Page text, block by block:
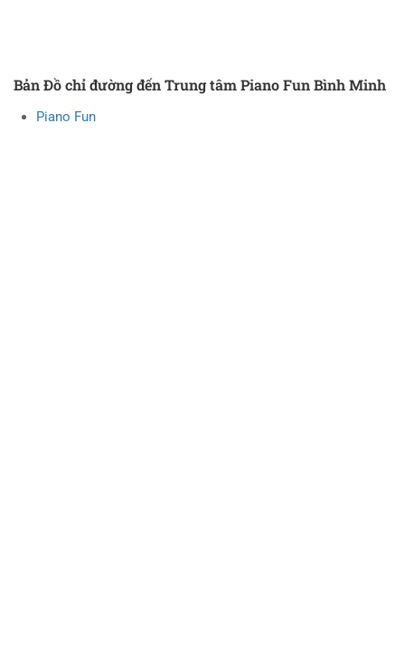
Bản Đồ chỉ đường đến Trung tâm Piano Fun Bình Minh
Piano Fun